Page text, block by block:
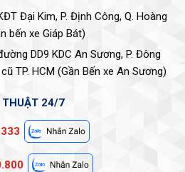
Đại Kim, P. Định Công, Q. Hoàng
bến xe Giáp Bát)
DD9 KDC An Sương, P. Đông
TP. HCM (Gần Bến xe An Sương)
THUẬT 24/7